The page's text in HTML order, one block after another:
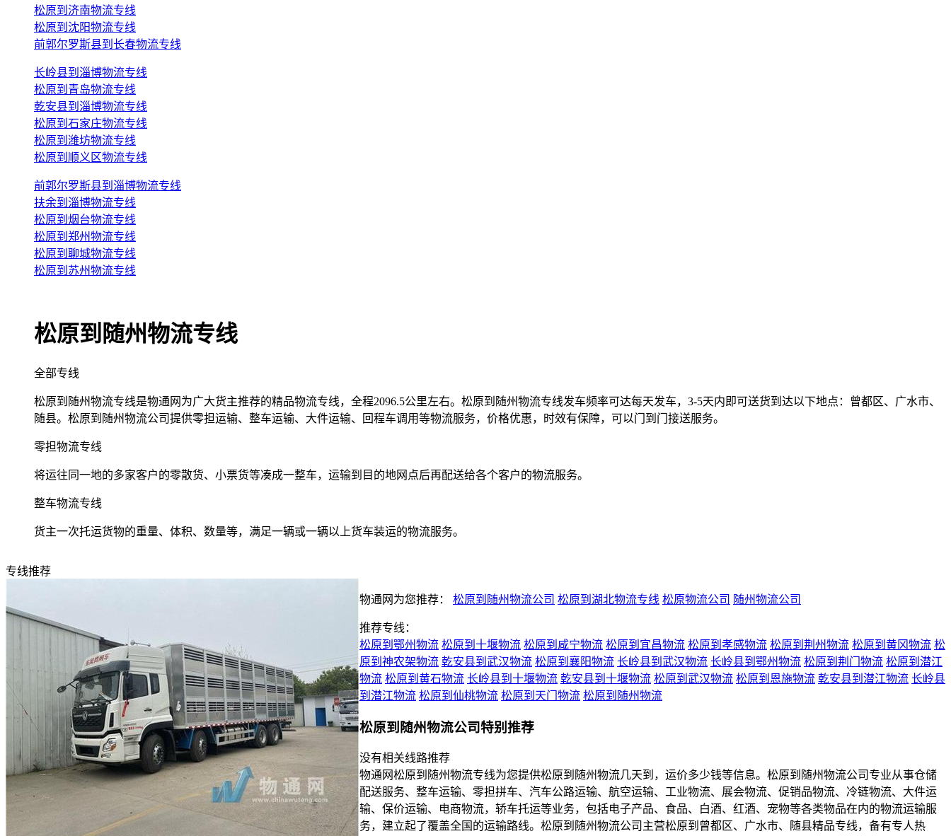
松原到济南物流专线
松原到沈阳物流专线
前郭尔罗斯县到长春物流专线
长岭县到淄博物流专线
松原到青岛物流专线
乾安县到淄博物流专线
松原到石家庄物流专线
松原到潍坊物流专线
松原到顺义区物流专线
前郭尔罗斯县到淄博物流专线
扶余到淄博物流专线
松原到烟台物流专线
松原到郑州物流专线
松原到聊城物流专线
松原到苏州物流专线
松原到随州物流专线
全部专线
松原到随州物流专线是物通网为广大货主推荐的精品物流专线，全程2096.5公里左右。松原到随州物流专线发车频率可达每天发车，3-5天内即可送货到达以下地点：曾都区、广水市、
随县。松原到随州物流公司提供零担运输、整车运输、大件运输、回程车调用等物流服务，价格优惠，时效有保障，可以门到门接送服务。
零担物流专线
将运往同一地的多家客户的零散货、小票货等凑成一整车，运输到目的地网点后再配送给各个客户的物流服务。
整车物流专线
货主一次托运货物的重量、体积、数量等，满足一辆或一辆以上货车装运的物流服务。
专线推荐
物通网为您推荐： 松原到随州物流公司 松原到湖北物流专线 松原物流公司 随州物流公司
推荐专线：
松原到鄂州物流 松原到十堰物流 松原到咸宁物流 松原到宜昌物流 松原到孝感物流 松原到荆州物流 松原到黄冈物流 松
原到神农架物流 乾安县到武汉物流 松原到襄阳物流 长岭县到武汉物流 长岭县到鄂州物流 松原到荆门物流 松原到潜江
物流 松原到黄石物流 长岭县到十堰物流 乾安县到十堰物流 松原到武汉物流 松原到恩施物流 乾安县到潜江物流 长岭县
到潜江物流 松原到仙桃物流 松原到天门物流 松原到随州物流
松原到随州物流公司特别推荐
没有相关线路推荐
物通网松原到随州物流专线为您提供松原到随州物流几天到，运价多少钱等信息。松原到随州物流公司专业从事仓储
配送服务、整车运输、零担拼车、汽车公路运输、航空运输、工业物流、展会物流、促销品物流、冷链物流、大件运
输、保价运输、电商物流，轿车托运等业务，包括电子产品、食品、白酒、红酒、宠物等各类物品在内的物流运输服
务，建立起了覆盖全国的运输路线。松原到随州物流公司主营松原到曾都区、广水市、随县精品专线，备有专人热